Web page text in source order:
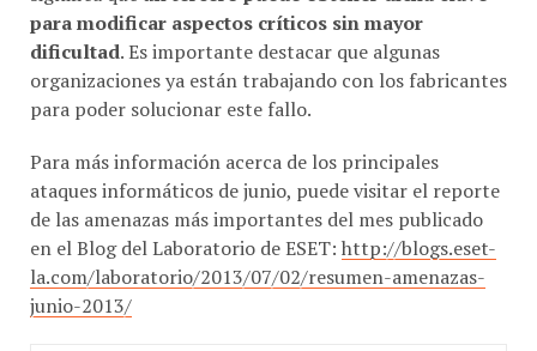
para modificar aspectos críticos sin mayor
dificultad. Es importante destacar que algunas
organizaciones ya están trabajando con los fabricantes
para poder solucionar este fallo.
Para más información acerca de los principales
ataques informáticos de junio, puede visitar el reporte
de las amenazas más importantes del mes publicado
en el Blog del Laboratorio de ESET: http://blogs.eset-
la.com/laboratorio/2013/07/02/resumen-amenazas-
junio-2013/